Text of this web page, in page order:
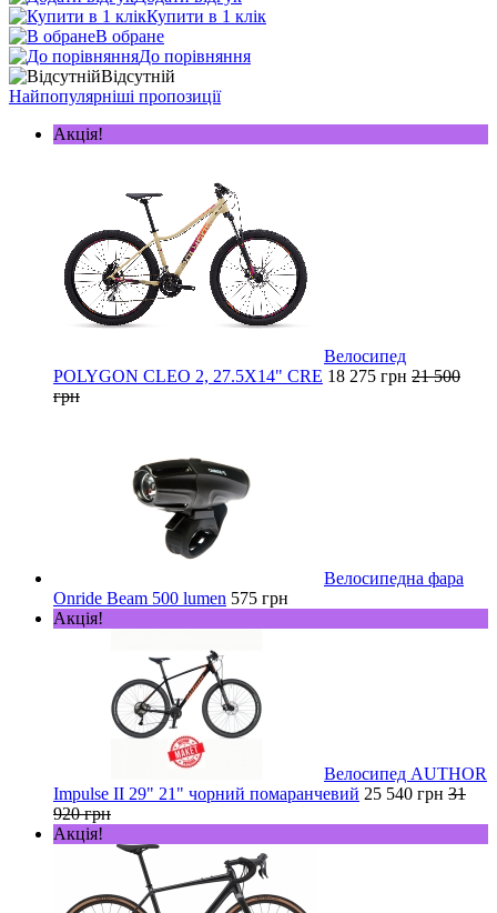
Купити в 1 клік
В обране
До порівняння
Відсутній
Найпопулярніші пропозиції
Акція!
Велосипед
POLYGON CLEO 2, 27.5X14" CRE 18 275 грн 21 500
грн
Велосипедна фара
Onride Beam 500 lumen 575 грн
Акція!
Велосипед AUTHOR
Impulse II 29" 21" чорний помаранчевий 25 540 грн 31
920 грн
Акція!